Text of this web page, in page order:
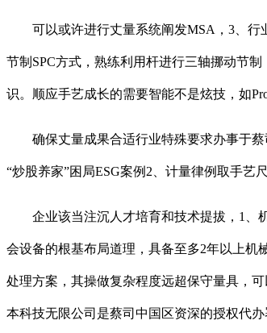
可以或许进行丈量系统阐发MSA，3、行
节制SPC方式，熟练利用杆进行三轴挪动节
识。顺应手艺成长的需要智能不是炫技，如
确保丈量成果合适行业特殊要求办事于蔡
“炒股养家”困局ESG案例2、计量律例取手艺
企业该当注沉人才培育和技术提拔，1、机
会设备的根基布局道理，具备至多2年以上机
处理方案，其操做复杂程度远超保守量具，
本科技无限公司是蔡司中国区资深的授权代